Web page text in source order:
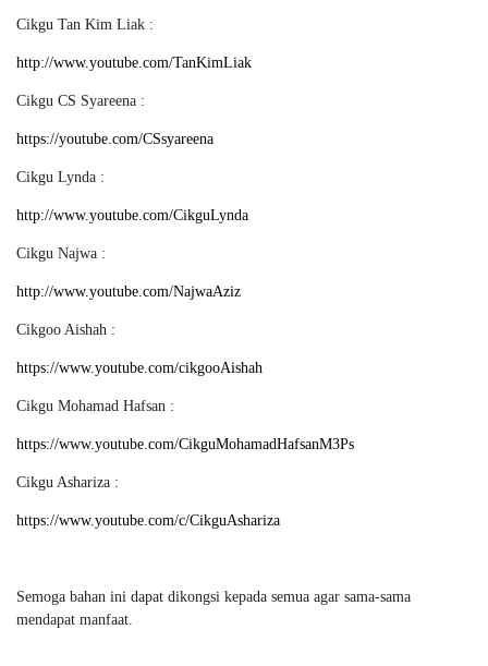
Cikgu Tan Kim Liak :
http://www.youtube.com/TanKimLiak
Cikgu CS Syareena :
https://youtube.com/CSsyareena
Cikgu Lynda :
http://www.youtube.com/CikguLynda
Cikgu Najwa :
http://www.youtube.com/NajwaAziz
Cikgoo Aishah :
https://www.youtube.com/cikgooAishah
Cikgu Mohamad Hafsan :
https://www.youtube.com/CikguMohamadHafsanM3Ps
Cikgu Ashariza :
https://www.youtube.com/c/CikguAshariza
Semoga bahan ini dapat dikongsi kepada semua agar sama-sama
mendapat manfaat.